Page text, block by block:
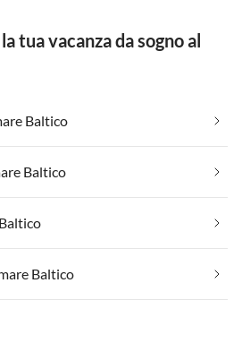
tua vacanza da sogno al
Baltico
Baltico
Baltico